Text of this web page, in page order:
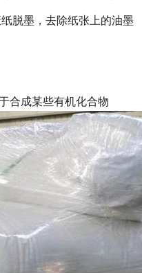
脱墨，去除纸张上的油墨
合成某些有机化合物